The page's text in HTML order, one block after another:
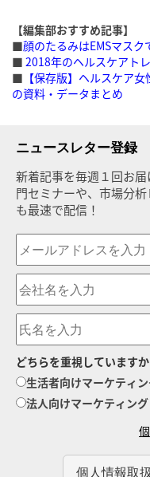
【編集部おすすめ記事】
■顔のたるみはEMSマス
■ 2018年のヘルスケアト
■ 【保存版】ヘルスケア
の資料・データまとめ
ニュースレター登録
新着記事を毎週１回お
門セミナーや、市場分
も最速で配信！
どちらを重視していますか
生活者向けマーケティ
法人向けマーケティング